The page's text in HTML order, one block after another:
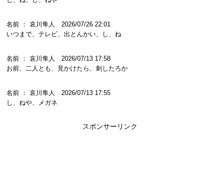
名前 ： 哀川隼人 2026/07/26 22:01
いつまで、テレビ、出とんかい、し、ね
名前 ： 哀川隼人 2026/07/13 17:58
お前、二人とも、見かけたら、刺したろか
名前 ： 哀川隼人 2026/07/13 17:55
し、ねや、メガネ
スポンサーリンク